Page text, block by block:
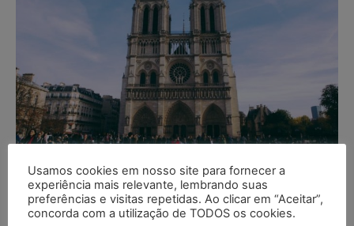
Especial: Quasímodo
REVISTA JURISTAS - ISSN: 1808-8074 Gisele Leite
Usamos cookies em nosso site para fornecer a
experiência mais relevante, lembrando suas
preferências e visitas repetidas. Ao clicar em “Aceitar”,
concorda com a utilização de TODOS os cookies.